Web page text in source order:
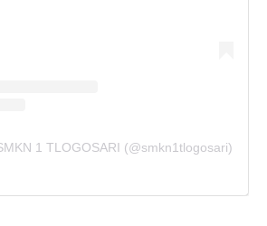
1 TLOGOSARI (@smkn1tlogosari)